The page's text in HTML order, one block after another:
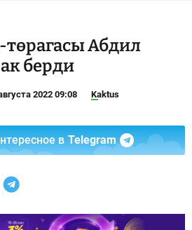
Абдил
берди
2022 09:08 Kaktus
в Telegram